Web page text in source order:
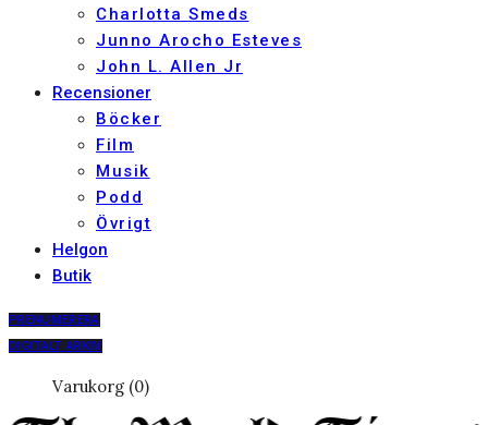
Charlotta Smeds
Junno Arocho Esteves
John L. Allen Jr
Recensioner
Böcker
Film
Musik
Podd
Övrigt
Helgon
Butik
PRENUMERERA
DIGITALT ARKIV
Varukorg (0)